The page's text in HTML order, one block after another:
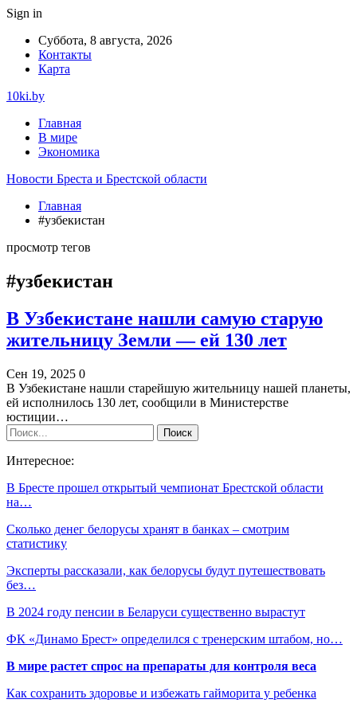
Sign in
Суббота, 8 августа, 2026
Контакты
Карта
10ki.by
Главная
В мире
Экономика
Новости Бреста и Брестской области
Главная
#узбекистан
просмотр тегов
#узбекистан
В Узбекистане нашли самую старую
жительницу Земли — ей 130 лет
Сен 19, 2025 0
В Узбекистане нашли старейшую жительницу нашей планеты,
ей исполнилось 130 лет, сообщили в Министерстве
юстиции…
Интересное:
В Бресте прошел открытый чемпионат Брестской области
на…
Сколько денег белорусы хранят в банках – смотрим
статистику
Эксперты рассказали, как белорусы будут путешествовать
без…
В 2024 году пенсии в Беларуси существенно вырастут
ФК «Динамо Брест» определился с тренерским штабом, но…
В мире растет спрос на препараты для контроля веса
Как сохранить здоровье и избежать гайморита у ребенка